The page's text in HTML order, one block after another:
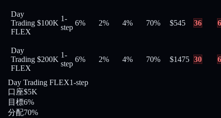
Day
Trading
FLEX
$100K
1-
step
6% 2% 4% 70% $545 36
Day
Trading
FLEX
$200K
1-
step
6% 2% 4% 70% $1475 30
Day Trading FLEX1-step
口座$5K
目標6%
分配70%